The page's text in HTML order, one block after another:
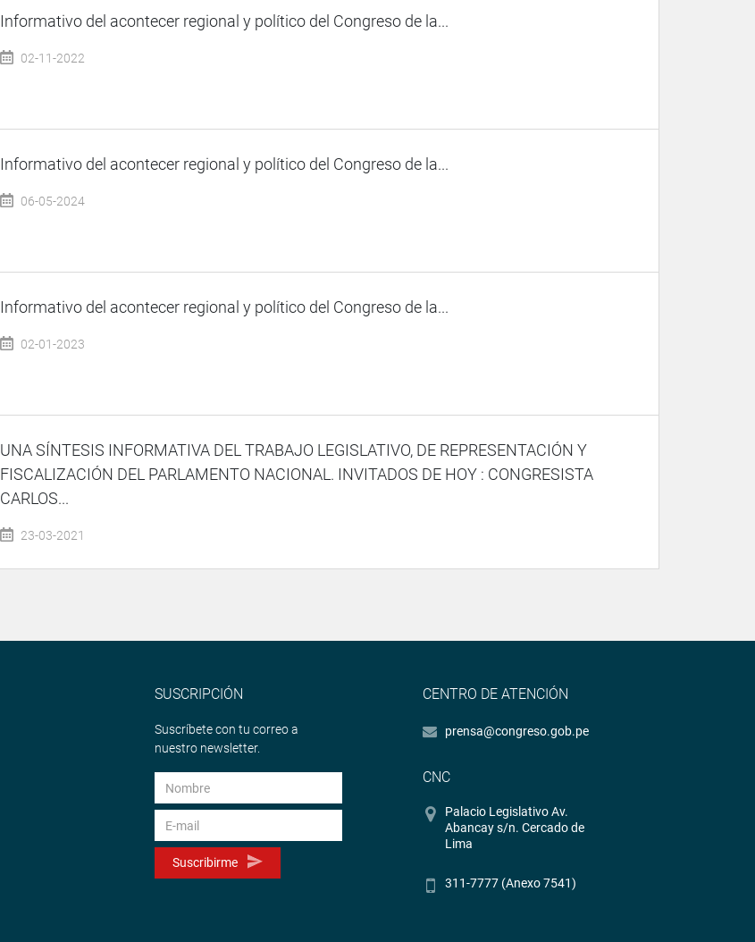
Informativo del acontecer regional y político del Congreso de la...
02-11-2022
Informativo del acontecer regional y político del Congreso de la...
06-05-2024
Informativo del acontecer regional y político del Congreso de la...
02-01-2023
UNA SÍNTESIS INFORMATIVA DEL TRABAJO LEGISLATIVO, DE REPRESENTACIÓN Y
FISCALIZACIÓN DEL PARLAMENTO NACIONAL. INVITADOS DE HOY : CONGRESISTA
CARLOS...
23-03-2021
SUSCRIPCIÓN
Suscríbete con tu correo a
nuestro newsletter.
Suscribirme
CENTRO DE ATENCIÓN
prensa@congreso.gob.pe
CNC
Palacio Legislativo Av.
Abancay s/n. Cercado de
Lima
311-7777 (Anexo 7541)